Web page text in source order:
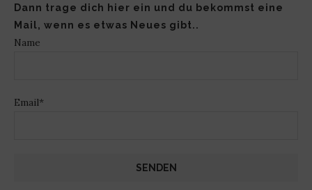
Dann trage dich hier ein und du bekommst eine
Mail, wenn es etwas Neues gibt..
Name
Email*